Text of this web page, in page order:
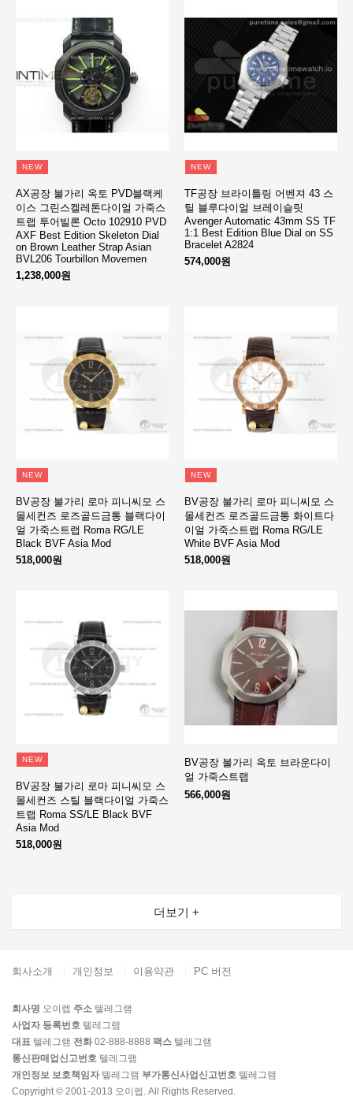
NEW
AX공장 불가리 옥토 PVD블랙케
이스 그린스켈레톤다이얼 가죽스
트랩 투어빌론 Octo 102910 PVD
AXF Best Edition Skeleton Dial
on Brown Leather Strap Asian
BVL206 Tourbillon Movemen
1,238,000원
NEW
TF공장 브라이틀링 어벤져 43 스
틸 블루다이얼 브레이슬릿
Avenger Automatic 43mm SS TF
1:1 Best Edition Blue Dial on SS
Bracelet A2824
574,000원
NEW
BV공장 불가리 로마 피니씨모 스
몰세컨즈 로즈골드금통 블랙다이
얼 가죽스트랩 Roma RG/LE
Black BVF Asia Mod
518,000원
NEW
BV공장 불가리 로마 피니씨모 스
몰세컨즈 로즈골드금통 화이트다
이얼 가죽스트랩 Roma RG/LE
White BVF Asia Mod
518,000원
NEW
BV공장 불가리 로마 피니씨모 스
몰세컨즈 스틸 블랙다이얼 가죽스
트랩 Roma SS/LE Black BVF
Asia Mod
518,000원
BV공장 불가리 옥토 브라운다이
얼 가죽스트랩
566,000원
더보기 +
회사소개 개인정보 이용약관 PC 버전
회사명 오이렙 주소 텔레그램
사업자 등록번호 텔레그램
대표 텔레그램 전화 02-888-8888 팩스 텔레그램
통신판매업신고번호 텔레그램
개인정보 보호책임자 텔레그램 부가통신사업신고번호 텔레그램
Copyright © 2001-2013 오이렙. All Rights Reserved.